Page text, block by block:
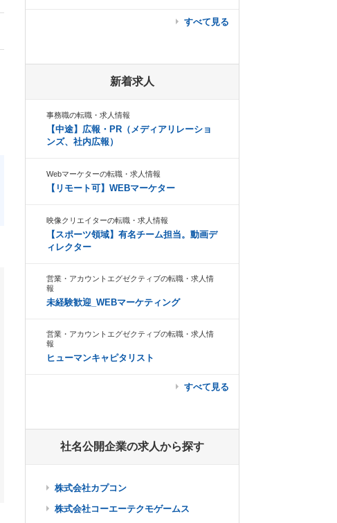
すべて見る
新着求人
事務職の転職・求人情報
【中途】広報・PR（メディアリレーショ
ンズ、社内広報）
Webマーケターの転職・求人情報
【リモート可】WEBマーケター
映像クリエイターの転職・求人情報
【スポーツ領域】有名チーム担当。動画デ
ィレクター
営業・アカウントエグゼクティブの転職・求人情
報
未経験歓迎_WEBマーケティング
営業・アカウントエグゼクティブの転職・求人情
報
ヒューマンキャピタリスト
すべて見る
社名公開企業の求人から探す
株式会社カプコン
株式会社コーエーテクモゲームス